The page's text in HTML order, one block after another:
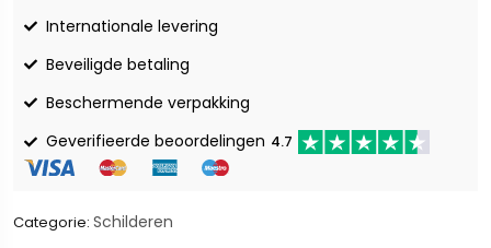
Internationale levering
Beveiligde betaling
Beschermende verpakking
Geverifieerde beoordelingen 4.7
Categorie: Schilderen